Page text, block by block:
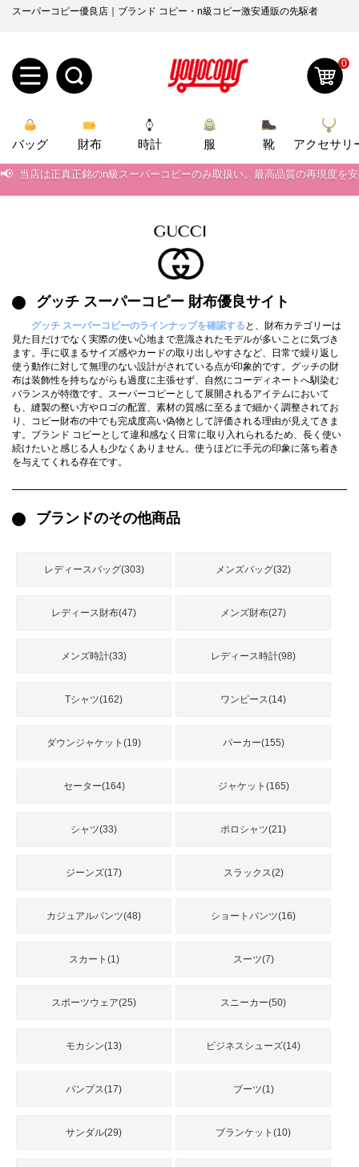
スーパーコピー優良店｜ブランド コピー・n級コピー激安通販の先駆者
規
ユ
録
ロ
グ
ー
ダ
ー
管
理
お
知
ら
せ
2026人気特集
バッグ
財布
時計
服
ズボン
衣装セット
靴
住まい用品
アクセサリー
ベルト
スカーフ
アイフォーンケ
ース
小物
0
バッグ 財布 時計 服 靴
アクセサリ
📢 当店は正真正銘のn級スーパーコピーのみ取扱い。最高品質の再現度を
📢 2026春の新作続々更新中！期間中のご注文でお得な割引をご利用いただ
新作入荷！ルイ・ヴィトンスーパーコピー バッグ最新モデルが登場。
当店は正真正銘のn級スーパーコピーのみ取扱い。最高品質の再現度を
新作入荷！ルイ・ヴィトンスーパーコピー バッグ最新モデルが登場。
グッチ スーパーコピー 財布優良サイト
グッチ スーパーコピーのラインナップを確認する と、財布カテゴリーは
見た目だけでなく実際の使い心地まで意識されたモデルが多いことに気づき
ます。手に収まるサイズ感やカードの取り出しやすさなど、日常で繰り返し
使う動作に対して無理のない設計がされている点が印象的です。グッチの財
布は装飾性を持ちながらも過度に主張せず、自然にコーディネートへ馴染む
バランスが特徴です。スーパーコピーとして展開されるアイテムにおいて
も、縫製の整い方やロゴの配置、素材の質感に至るまで細かく調整されてお
り、コピー財布の中でも完成度高い偽物として評価される理由が見えてきま
す。ブランド コピーとして違和感なく日常に取り入れられるため、長く使い
続けたいと感じる人も少なくありません。使うほどに手元の印象に落ち着き
を与えてくれる存在です。
ブランドのその他商品
レディースバッグ(303) メンズバッグ(32)
レディース財布(47) メンズ財布(27)
メンズ時計(33) レディース時計(98)
Tシャツ(162) ワンピース(14)
ダウンジャケット(19) パーカー(155)
セーター(164) ジャケット(165)
シャツ(33) ポロシャツ(21)
ジーンズ(17) スラックス(2)
カジュアルパンツ(48) ショートパンツ(16)
スカート(1) スーツ(7)
スポーツウェア(25) スニーカー(50)
モカシン(13) ビジネスシューズ(14)
パンプス(17) ブーツ(1)
サンダル(29) ブランケット(10)